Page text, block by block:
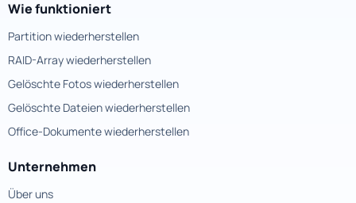
Wie funktioniert
Partition wiederherstellen
RAID-Array wiederherstellen
Gelöschte Fotos wiederherstellen
Gelöschte Dateien wiederherstellen
Office-Dokumente wiederherstellen
Unternehmen
Über uns